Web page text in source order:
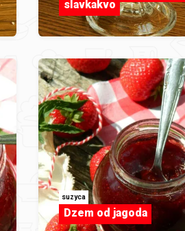
slavkakvo
suzyca
Dzem od jagoda